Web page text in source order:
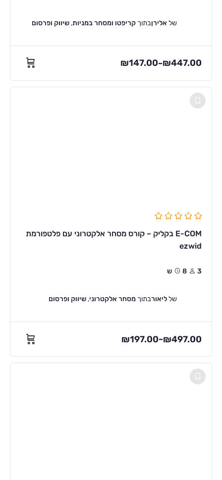
של אלירןבתוך קריפטו ומסחר במניות, שיווק ופרסום
₪147.00–₪447.00
E-COM בקליק – קורס מסחר אלקטרוני עם פלטפורמת
ezwid
3 8ש
שלליאורבתוך מסחר אלקטרוני, שיווק ופרסום
₪197.00–₪497.00